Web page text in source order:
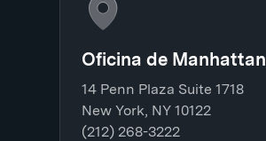
Oficina de Manhattan
14 Penn Plaza Suite 1718
New York, NY 10122
(212) 268-3222